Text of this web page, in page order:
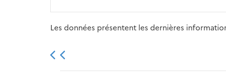
Les données présentent les dernières